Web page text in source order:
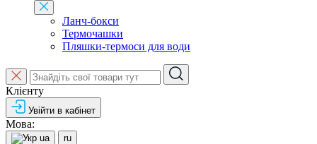
Ланч-бокси
Термочашки
Пляшки-термоси для води
Клієнту
Увійти в кабінет
Мова:
ua ru